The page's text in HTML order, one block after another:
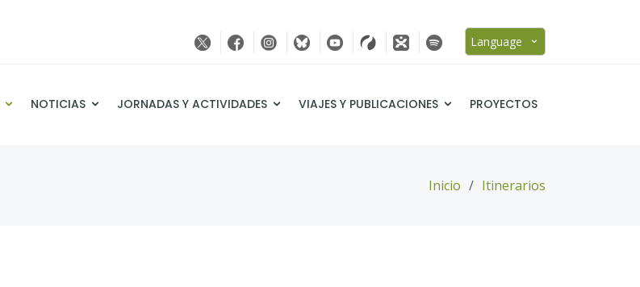
Language
NOTICIAS JORNADAS Y ACTIVIDADES VIAJES Y PUBLICACIONES PROYECTOS
Inicio Itinerarios